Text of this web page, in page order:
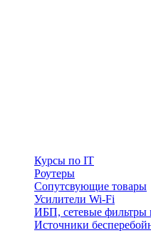
Курсы по IT
Роутеры
Сопутсвующие товары
Усилители Wi-Fi
ИБП, сетевые фильтры
Источники